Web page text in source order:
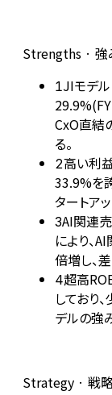
Strengths · 強
1JIモデ
CxO直結
る。
2高い利
33.9%を
タートア
3AI関連
により、
倍増し、
4超高
しており
デルの強
Strategy · 戦